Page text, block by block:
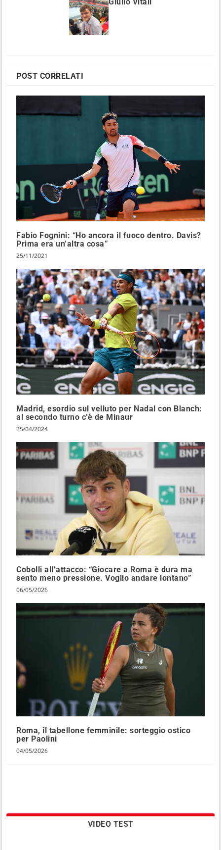
POST CORRELATI
Fabio Fognini: “Ho ancora il fuoco dentro. Davis?
Prima era un’altra cosa”
25/11/2021
Madrid, esordio sul velluto per Nadal con Blanch:
al secondo turno c’è de Minaur
25/04/2024
Cobolli all’attacco: “Giocare a Roma è dura ma
sento meno pressione. Voglio andare lontano”
06/05/2026
Roma, il tabellone femminile: sorteggio ostico
per Paolini
04/05/2026
VIDEO TEST